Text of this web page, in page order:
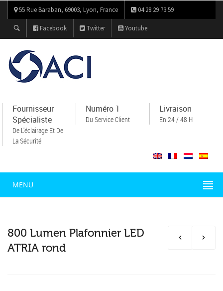
55 Rue Baraban, 69003, Lyon, France 04 28 29 73 59
Facebook Twitter Youtube
Fournisseur
Spécialiste
De L'éclairage Et De
La Sécurité
Numéro 1
Du Service Client
Livraison
En 24 / 48 H
MENU
800 Lumen Plafonnier LED
ATRIA rond